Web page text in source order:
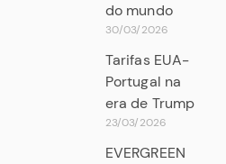
do mundo
30/03/2026
Tarifas EUA-
Portugal na
era de Trump
23/03/2026
EVERGREEN